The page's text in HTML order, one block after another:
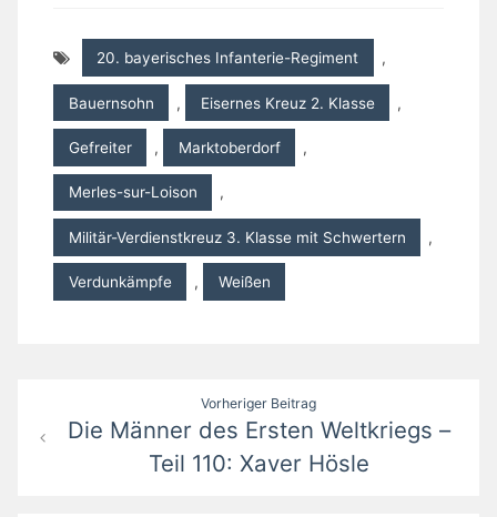
20. bayerisches Infanterie-Regiment ,
Bauernsohn , Eisernes Kreuz 2. Klasse ,
Gefreiter , Marktoberdorf ,
Merles-sur-Loison ,
Militär-Verdienstkreuz 3. Klasse mit Schwertern ,
Verdunkämpfe , Weißen
Beitragsnavigation
Vorheriger Beitrag
Die Männer des Ersten Weltkriegs –
Teil 110: Xaver Hösle